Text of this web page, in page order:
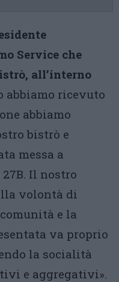
Service che
all’interno
abbiamo ricevuto
abbiamo
bistrò e
messa a
Il nostro
volontà di
e la
va proprio
la socialità
e aggregativi».